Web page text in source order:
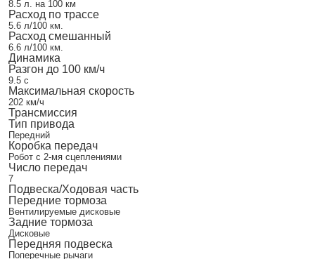
8.5 л. на 100 км
Расход по трассе
5.6 л/100 км.
Расход смешанный
6.6 л/100 км.
Динамика
Разгон до 100 км/ч
9.5 с
Максимальная скорость
202 км/ч
Трансмиссия
Тип привода
Передний
Коробка передач
Робот с 2-мя сцеплениями
Число передач
7
Подвеска/Ходовая часть
Передние тормоза
Вентилируемые дисковые
Задние тормоза
Дисковые
Передняя подвеска
Поперечные рычаги